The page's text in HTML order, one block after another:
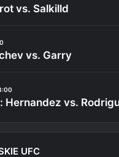
vs. Salkilld
vs. Garry
Hernandez vs.
UFC